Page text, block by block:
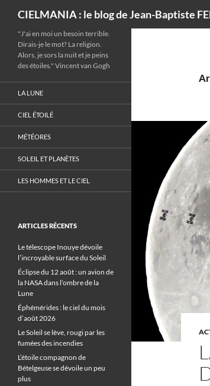
CIELMANIA : le blog de Jean-Baptiste
"J'ai en moi un besoin terrible.
Dirais-je le mot? La religion.
Alors, je sors la nuit et je peins
des étoiles." Vincent van Gogh
LA LUNE
CIEL ÉTOILÉ
MÉTÉORES
SOLEIL ET PLANÈTES
LES HOMMES ET LE CIEL
ARTICLES RÉCENTS
Le télescope Inouye dévoile
l’incroyable surface du Soleil
Éclipse du 12 août : un avion de
la NASA dans l’ombre de la
Lune
Éphémérides : le ciel du mois
d’août 2026
Le Soleil se lève, rougi par les
fumées des incendies
L’étoile compagnon de
Bételgeuse se dévoile un peu
plus